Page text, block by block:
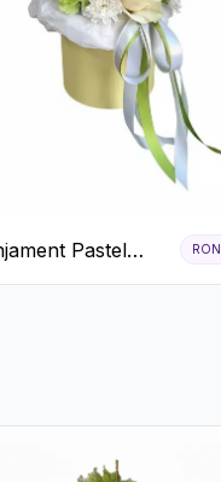
Pastel
în Cutie Galben
RON